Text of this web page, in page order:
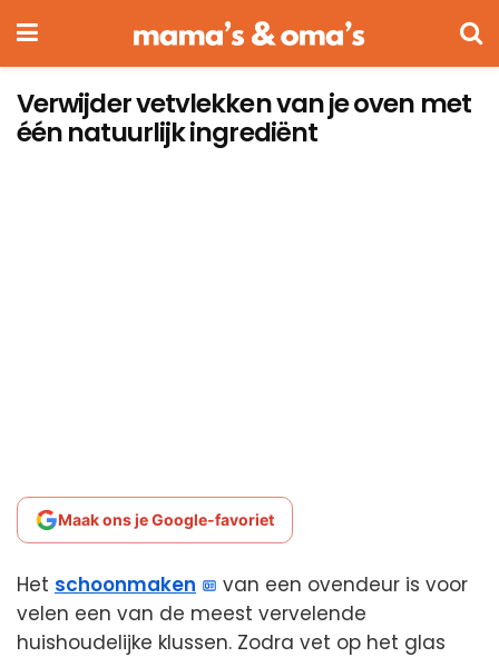
Verwijder vetvlekken van je oven met
één natuurlijk ingrediënt
Maak ons je Google-favoriet
Het schoonmaken
van een ovendeur is voor
velen een van de meest vervelende
huishoudelijke klussen. Zodra vet op het glas